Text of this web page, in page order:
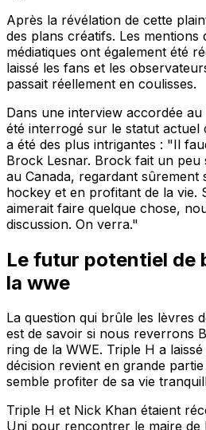
Après la révélation de cette
des plans créatifs. Les mentions
médiatiques ont également été
laissé les fans et les
passait réellement en coulisses.
Dans une interview accordée
été interrogé sur le statut actuel
a été des plus intrigantes : "Il
Brock Lesnar. Brock fait un
au Canada, regardant sûrement
hockey et en profitant de la vie.
aimerait faire quelque chose,
discussion. On verra."
Le futur potentiel de
la wwe
La question qui brûle les lèvres
est de savoir si nous reverrons
ring de la WWE. Triple H a
décision revient en grande
semble profiter de sa vie
Triple H et Nick Khan étaient
Uni pour rencontrer le maire de